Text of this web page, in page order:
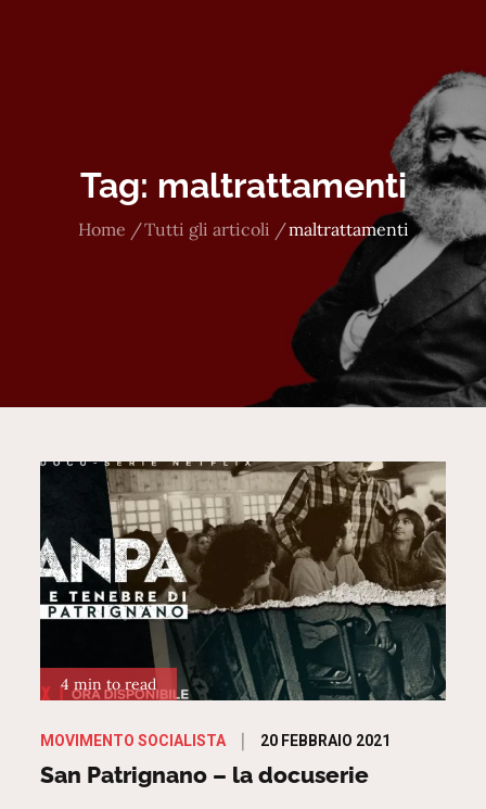
Tag: maltrattamenti
Home Tutti gli articoli maltrattamenti
4 min to read
MOVIMENTO SOCIALISTA
Posted
on
20 FEBBRAIO 2021
San Patrignano – la docuserie